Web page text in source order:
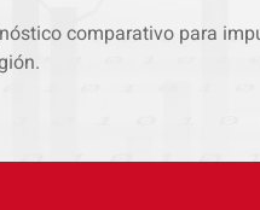
comparativo para